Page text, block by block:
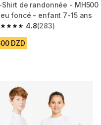
Shirt de randonnée - MH500
foncé - enfant 7-15 ans
4.8
out of 5 stars from 283
(283)
DZD